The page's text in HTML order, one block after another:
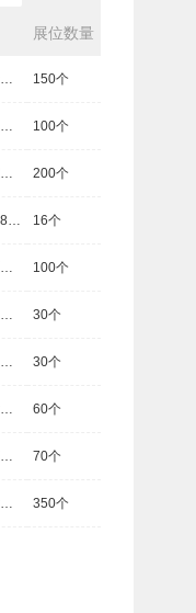
展位数量
柳州职业技术大学官塘校区风雨篮球场 150个
北部湾大学大学生创业园一楼大厅（钦州市滨海新城滨海大道12号） 100个
广西经贸职业技术学院五合校区田径场（南宁市青秀区上洲路8号） 200个
南宁师范大学五合校区8b207 16个
广西师范大学雁山校区（广西桂林市雁山区雁中路1号）大学生创新创业中心一楼大学生就业指导中心 100个
南宁师范大学明秀校区（明秀东路175号） 30个
南宁师范大学明秀校区（明秀东路175号） 30个
广西农业工程职业技术学院（广西扶绥县空港大道25号）3栋至6栋教学楼一楼连廊区域 60个
武鸣校区图书馆东侧蓝色广场 70个
广西农业工程职业技术学院（广西扶绥县空港大道25号） 350个